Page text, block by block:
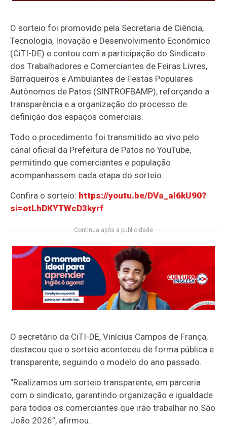
O sorteio foi promovido pela Secretaria de Ciência,
Tecnologia, Inovação e Desenvolvimento Econômico
(CiTI-DE) e contou com a participação do Sindicato
dos Trabalhadores e Comerciantes de Feiras Livres,
Barraqueiros e Ambulantes de Festas Populares
Autônomos de Patos (SINTROFBAMP), reforçando a
transparência e a organização do processo de
definição dos espaços comerciais.
Todo o procedimento foi transmitido ao vivo pelo
canal oficial da Prefeitura de Patos no YouTube,
permitindo que comerciantes e população
acompanhassem cada etapa do sorteio.
Confira o sorteio: https://youtu.be/DVa_al6kU90?
si=otLhDKYTWcD3kyrf
Continua após a publicidade
O secretário da CiTI-DE, Vinícius Campos de França,
destacou que o sorteio aconteceu de forma pública e
transparente, seguindo o modelo do ano passado.
“Realizamos um sorteio transparente, em parceria
com o sindicato, garantindo organização e igualdade
para todos os comerciantes que irão trabalhar no São
João 2026”, afirmou.